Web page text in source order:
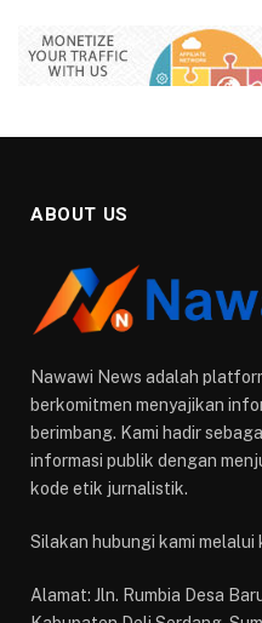
ABOUT US
Nawawi News adalah
berkomitmen menyajikan
berimbang. Kami hadir
informasi publik dengan
kode etik jurnalistik.
Silakan hubungi kami melalui
Alamat: Jln. Rumbia Desa